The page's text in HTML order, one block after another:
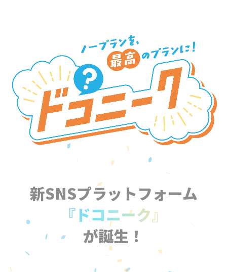
新SNSプラットフォーム
『ドコニーク』
が誕生！